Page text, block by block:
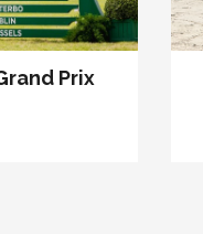
Prix